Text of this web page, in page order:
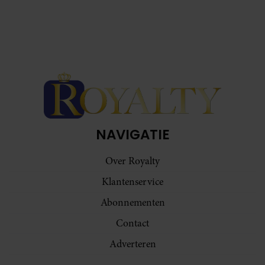
NAVIGATIE
Over Royalty
Klantenservice
Abonnementen
Contact
Adverteren